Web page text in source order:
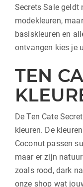
Secrets Sale geldt
modekleuren,
basiskleuren en
ontvangen kies je
TEN
De Ten Cate
kleuren. De
Coconut passen
maar er zijn
zoals rood, dark
onze shop wat